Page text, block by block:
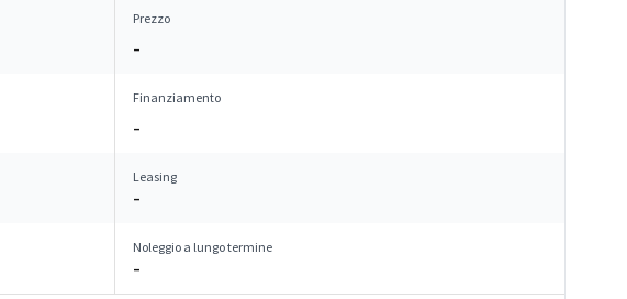
Prezzo
–
Finanziamento
–
Leasing
–
Noleggio a lungo termine
–